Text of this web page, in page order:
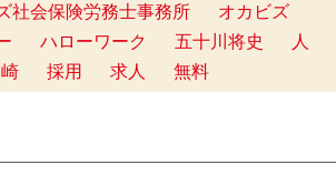
社会保険労務士事務所
オカビズ
ハローワーク 五十川将史
人
採用 求人 無料